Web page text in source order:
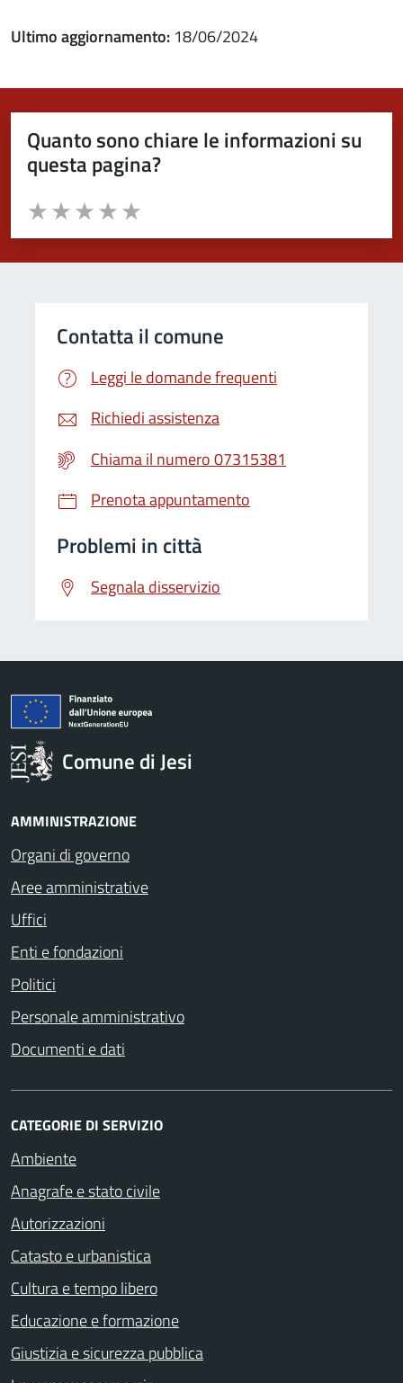
Ultimo aggiornamento: 18/06/2024
Quanto sono chiare le informazioni su
questa pagina?
Valuta da 1 a 5 stelle la pagina
Valuta 5 stelle su 5
Valuta 4 stelle su 5
Valuta 3 stelle su 5
Valuta 2 stelle su 5
Valuta 1 stelle su 5
Contatta il comune
Leggi le domande frequenti
Richiedi assistenza
Chiama il numero 07315381
Prenota appuntamento
Problemi in città
Segnala disservizio
Comune di Jesi
AMMINISTRAZIONE
Organi di governo
Aree amministrative
Uffici
Enti e fondazioni
Politici
Personale amministrativo
Documenti e dati
CATEGORIE DI SERVIZIO
Ambiente
Anagrafe e stato civile
Autorizzazioni
Catasto e urbanistica
Cultura e tempo libero
Educazione e formazione
Giustizia e sicurezza pubblica